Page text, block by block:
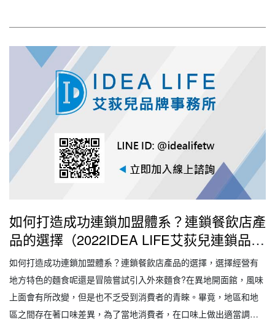
如何打造成功連鎖加盟體系？連鎖餐飲店產
品的選擇（2022IDEA LIFE艾荻兒連鎖品牌
餐飲設計｜創業加盟｜連鎖加盟｜餐飲設計
｜餐飲規劃｜餐飲顧問｜餐飲行銷｜創業開
店餐飲顧問｜餐飲設備商業空間規劃｜線上
創業連鎖加盟設計）
如何打造成功連鎖加盟體系？連鎖餐飲店產品的選擇，選擇經營有
地方特色的麵食呢還是冒險嘗試引入外來麵食?在異地開面館，風味
上面會有所改變，但是也不乏受到消費者的青睞。畢竟，地區和地
區之間存在著口味差異，為了當地消費者，在口味上做出適當調整